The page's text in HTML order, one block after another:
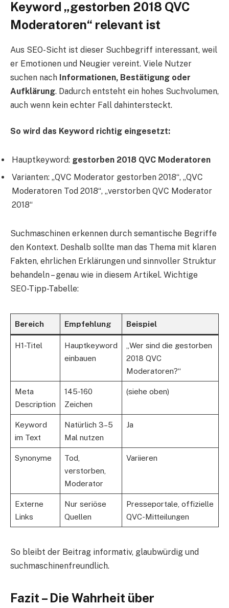
Keyword „gestorben 2018 QVC
Moderatoren“ relevant ist
Aus SEO-Sicht ist dieser Suchbegriff interessant, weil
er Emotionen und Neugier vereint. Viele Nutzer
suchen nach Informationen, Bestätigung oder
Aufklärung. Dadurch entsteht ein hohes Suchvolumen,
auch wenn kein echter Fall dahintersteckt.
So wird das Keyword richtig eingesetzt:
Hauptkeyword: gestorben 2018 QVC Moderatoren
Varianten: „QVC Moderator gestorben 2018“, „QVC
Moderatoren Tod 2018“, „verstorben QVC Moderator
2018“
Suchmaschinen erkennen durch semantische Begriffe
den Kontext. Deshalb sollte man das Thema mit klaren
Fakten, ehrlichen Erklärungen und sinnvoller Struktur
behandeln – genau wie in diesem Artikel. Wichtige
SEO-Tipp-Tabelle:
Bereich Empfehlung Beispiel
H1-Titel
Hauptkeyword
einbauen
„Wer sind die gestorben
2018 QVC
Moderatoren?“
Meta
Description
145-160
Zeichen
(siehe oben)
Keyword
im Text
Natürlich 3–5
Mal nutzen
Ja
Synonyme
Tod,
verstorben,
Moderator
Variieren
Externe
Links
Nur seriöse
Quellen
Presseportale, offizielle
QVC-Mitteilungen
So bleibt der Beitrag informativ, glaubwürdig und
suchmaschinenfreundlich.
Fazit – Die Wahrheit über